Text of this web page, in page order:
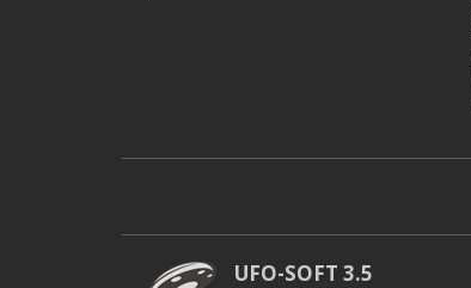
UFO-SOFT 3.5